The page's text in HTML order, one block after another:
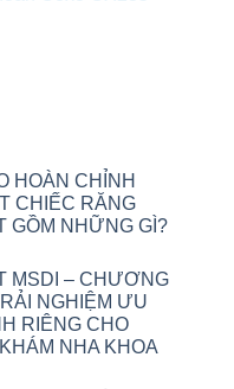
HOÀN CHỈNH
CHIẾC RĂNG
GỒM NHỮNG GÌ?
MSDI – CHƯƠNG
NGHIỆM ƯU
RIÊNG CHO
NHA KHOA